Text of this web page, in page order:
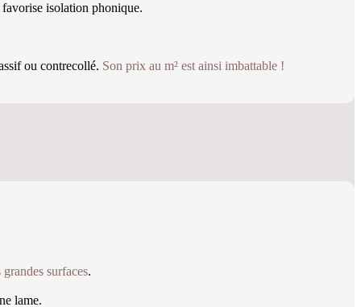
isolation phonique.
ou contrecollé. Son prix au m² est ainsi imbattable !
surfaces.
lame.